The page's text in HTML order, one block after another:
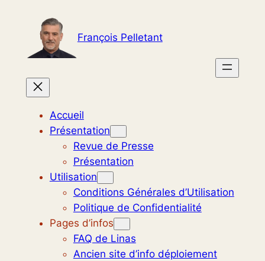
contenu
François Pelletant
Accueil
Présentation
Revue de Presse
Présentation
Utilisation
Conditions Générales d’Utilisation
Politique de Confidentialité
Pages d’infos
FAQ de Linas
Ancien site d’info déploiement